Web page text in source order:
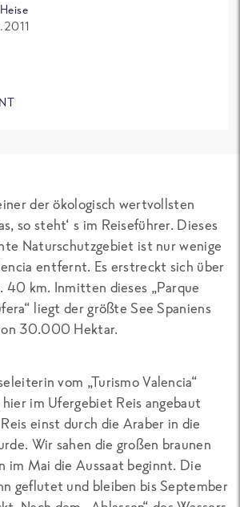
der ökologisch wertvollsten
so steht‘ s im Reiseführer. Dieses
Naturschutzgebiet ist nur wenige
entfernt. Es erstreckt sich über
40 km. Inmitten dieses „Parque
liegt der größte See Spaniens
30.000 Hektar.
vom „Turismo Valencia“
im Ufergebiet Reis angebaut
einst durch die Araber in die
Wir sahen die großen braunen
im Mai die Aussaat beginnt. Die
geflutet und bleiben bis September